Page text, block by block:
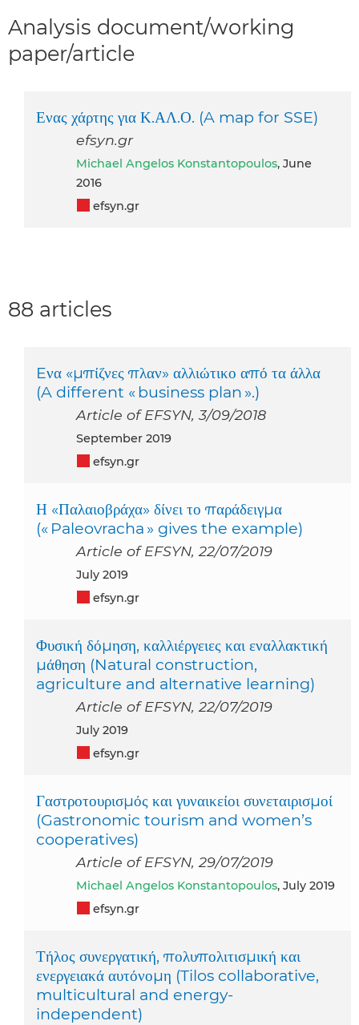
Analysis document/working
paper/article
Ενας χάρτης για Κ.ΑΛ.Ο. (A map for SSE)
efsyn.gr
Michael Angelos Konstantopoulos, June
2016
efsyn.gr
88 articles
Eνα «μπίζνες πλαν» αλλιώτικο από τα άλλα
(A different « business plan ».)
Article of EFSYN, 3/09/2018
September 2019
efsyn.gr
Η «Παλαιοβράχα» δίνει το παράδειγμα
(« Paleovracha » gives the example)
Article of EFSYN, 22/07/2019
July 2019
efsyn.gr
Φυσική δόμηση, καλλιέργειες και εναλλακτική
μάθηση (Natural construction,
agriculture and alternative learning)
Article of EFSYN, 22/07/2019
July 2019
efsyn.gr
Γαστροτουρισμός και γυναικείοι συνεταιρισμοί
(Gastronomic tourism and women’s
cooperatives)
Article of EFSYN, 29/07/2019
Michael Angelos Konstantopoulos, July 2019
efsyn.gr
Τήλος συνεργατική, πολυπολιτισμική και
ενεργειακά αυτόνομη (Tilos collaborative,
multicultural and energy-
independent)